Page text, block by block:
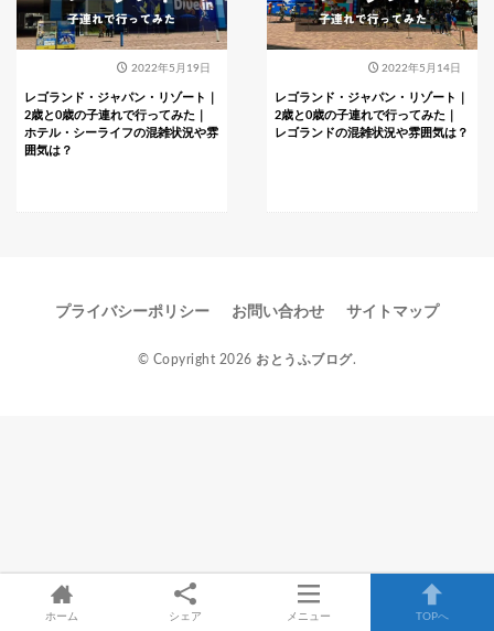
2022年5月19日
レゴランド・ジャパン・リゾート｜
2歳と0歳の子連れで行ってみた｜
ホテル・シーライフの混雑状況や雰
囲気は？
2022年5月14日
レゴランド・ジャパン・リゾート｜
2歳と0歳の子連れで行ってみた｜
レゴランドの混雑状況や雰囲気は？
プライバシーポリシー お問い合わせ サイトマップ
© Copyright 2026 おとうふブログ.
ホーム シェア メニュー TOPへ